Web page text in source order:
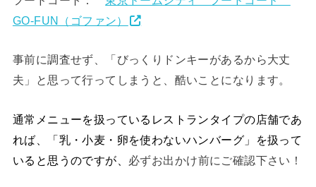
GO-FUN（ゴファン）
事前に調査せず、「びっくりドンキーがあるから大丈
夫」と思って行ってしまうと、酷いことになります。
通常メニューを扱っているレストランタイプの店舗であ
れば、「乳・小麦・卵を使わないハンバーグ」を扱って
いると思うのですが、 必ずお出かけ前にご確認下さい！